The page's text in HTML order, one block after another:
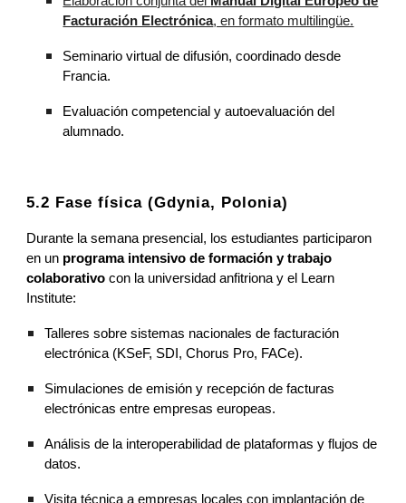
Facturación Electrónica, en formato multilingüe.
Seminario virtual de difusión, coordinado desde
Francia.
Evaluación competencial y autoevaluación del
alumnado.
5.2 Fase física (Gdynia, Polonia)
Durante la semana presencial, los estudiantes participaron
en un programa intensivo de formación y trabajo
colaborativo con la universidad anfitriona y el Learn
Institute:
Talleres sobre sistemas nacionales de facturación
electrónica (KSeF, SDI, Chorus Pro, FACe).
Simulaciones de emisión y recepción de facturas
electrónicas entre empresas europeas.
Análisis de la interoperabilidad de plataformas y flujos de
datos.
Visita técnica a empresas locales con implantación de